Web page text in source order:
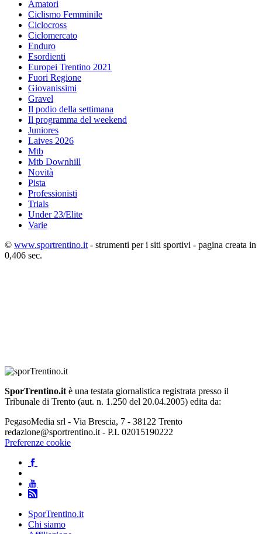
Amatori
Ciclismo Femminile
Ciclocross
Ciclomercato
Enduro
Esordienti
Europei Trentino 2021
Fuori Regione
Giovanissimi
Gravel
Il podio della settimana
Il programma del weekend
Juniores
Laives 2026
Mtb
Mtb Downhill
Novità
Pista
Professionisti
Trials
Under 23/Elite
Varie
© www.sportrentino.it - strumenti per i siti sportivi - pagina creata in
0,406 sec.
SporTrentino.it è una testata giornalistica registrata presso il
Tribunale di Trento (aut. n. 1.250 del 20.04.2005) edita da:
PegasoMedia srl - Via Brescia, 7 - 38122 Trento
redazione@sportrentino.it - P.I. 02015190222
Preferenze cookie
SporTrentino.it
Chi siamo